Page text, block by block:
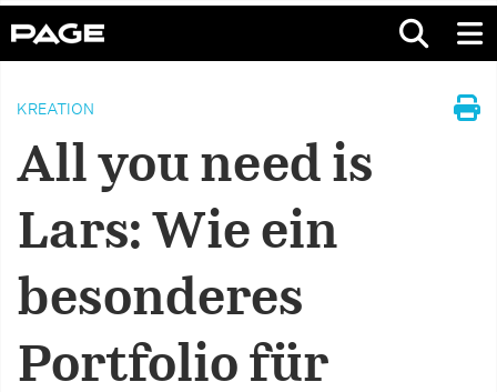
KREATION
All you need is
Lars: Wie ein
besonderes
Portfolio für